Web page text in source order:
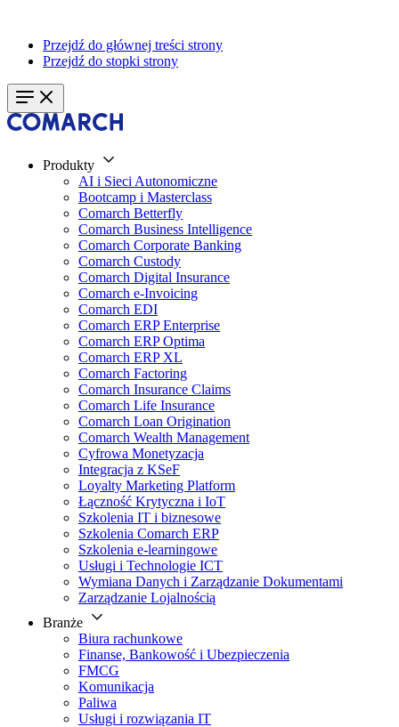
Przejdź do głównej treści strony
Przejdź do stopki strony
Produkty
AI i Sieci Autonomiczne
Bootcamp i Masterclass
Comarch Betterfly
Comarch Business Intelligence
Comarch Corporate Banking
Comarch Custody
Comarch Digital Insurance
Comarch e-Invoicing
Comarch EDI
Comarch ERP Enterprise
Comarch ERP Optima
Comarch ERP XL
Comarch Factoring
Comarch Insurance Claims
Comarch Life Insurance
Comarch Loan Origination
Comarch Wealth Management
Cyfrowa Monetyzacja
Integracja z KSeF
Loyalty Marketing Platform
Łączność Krytyczna i IoT
Szkolenia IT i biznesowe
Szkolenia Comarch ERP
Szkolenia e-learningowe
Usługi i Technologie ICT
Wymiana Danych i Zarządzanie Dokumentami
Zarządzanie Lojalnością
Branże
Biura rachunkowe
Finanse, Bankowość i Ubezpieczenia
FMCG
Komunikacja
Paliwa
Usługi i rozwiązania IT